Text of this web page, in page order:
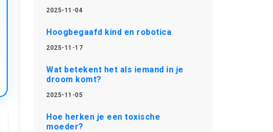
2025-11-04
Hoogbegaafd kind en robotica
2025-11-17
Wat betekent het als iemand in je
droom komt?
2025-11-05
Hoe herken je een toxische
moeder?